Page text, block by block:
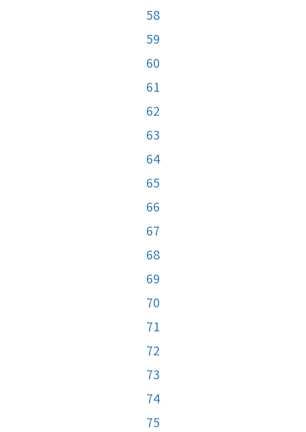
58
59
60
61
62
63
64
65
66
67
68
69
70
71
72
73
74
75